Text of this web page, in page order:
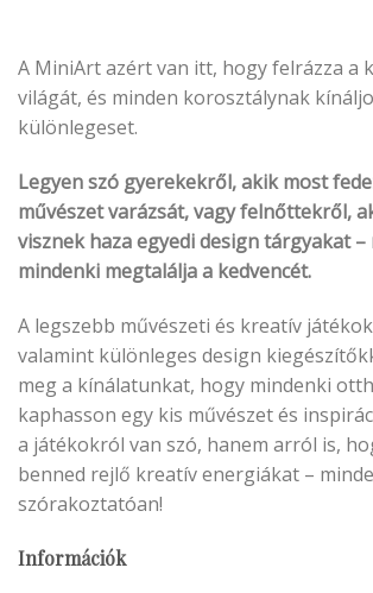
A MiniArt azért van itt, hogy felrázza a
világát, és minden korosztálynak
különlegeset.
Legyen szó gyerekekről, akik most
művészet varázsát, vagy felnőttekről,
visznek haza egyedi design tárgyakat
mindenki megtalálja a kedvencét.
A legszebb művészeti és kreatív
valamint különleges design
meg a kínálatunkat, hogy mindenki
kaphasson egy kis művészet és
a játékokról van szó, hanem arról is,
benned rejlő kreatív energiákat –
szórakoztatóan!
Információk